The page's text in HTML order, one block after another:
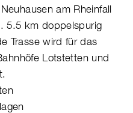
am Rheinfall
5.5 km doppelspurig
Trasse wird für das
Lotstetten und